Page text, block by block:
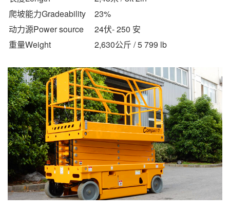
爬坡能力Gradeability
23%
动力源Power source
24伏- 250 安
重量Weight
2,630公斤 / 5 799 lb